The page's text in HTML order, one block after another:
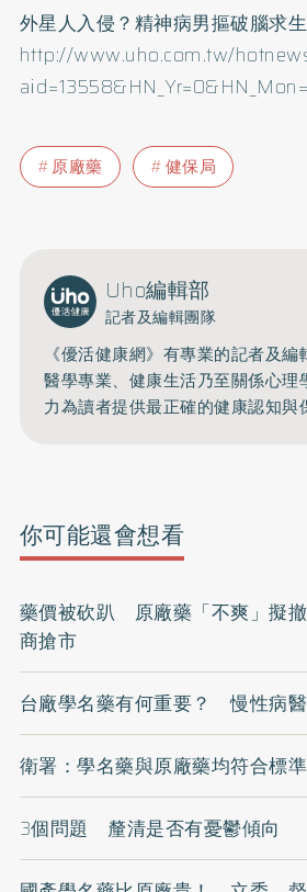
外星人入侵？精神病男摳破腦求生
http://www.uho.com.tw/
原廠藥 健保局
Uho編輯部
記者及編輯團隊
《優活健康網》有專業的記者及
醫學專業、健康生活乃至關係心理
力為讀者提供最正確的健康認知與
你可能還會想看
藥價被砍趴 原廠藥「不爽」擬
商搶市
台廠學名藥有何重要？ 慢性病
衛署：學名藥與原廠藥均符合標準
3個問題 釐清是否有憂鬱傾向